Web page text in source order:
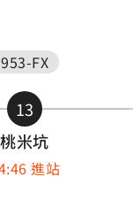
953-FX
13
桃米坑
進站